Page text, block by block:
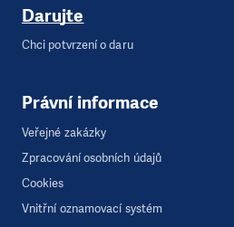
Darujte
Chci potvrzení o daru
Právní informace
Veřejné zakázky
Zpracování osobních údajů
Cookies
Vnitřní oznamovací systém